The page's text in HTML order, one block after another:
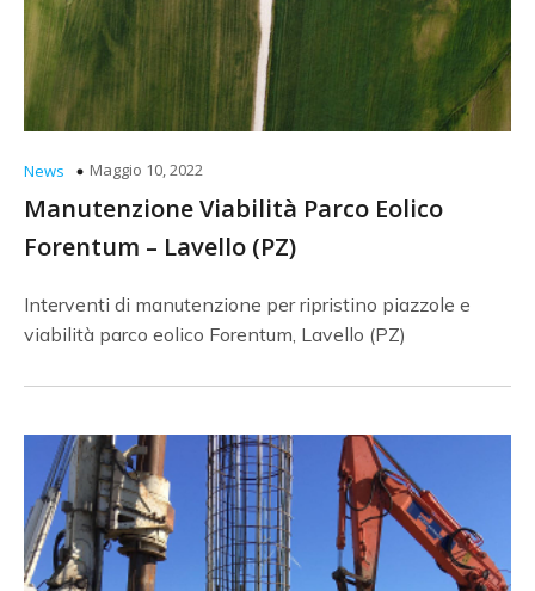
News Maggio 10, 2022
Manutenzione Viabilità Parco Eolico
Forentum – Lavello (PZ)
Interventi di manutenzione per ripristino piazzole e
viabilità parco eolico Forentum, Lavello (PZ)